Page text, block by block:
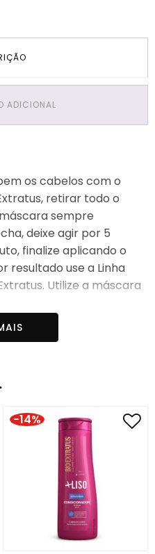
ADICIONAL
os cabelos com o
retirar todo o
sempre
deixe agir por 5
finalize aplicando o
resultado use a Linha
Utilize a máscara
danos que geram
por química
-14%